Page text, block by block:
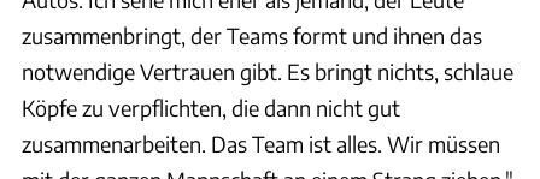
zusammenbringt, der Teams formt und ihnen das
notwendige Vertrauen gibt. Es bringt nichts, schlaue
Köpfe zu verpflichten, die dann nicht gut
zusammenarbeiten. Das Team ist alles. Wir müssen